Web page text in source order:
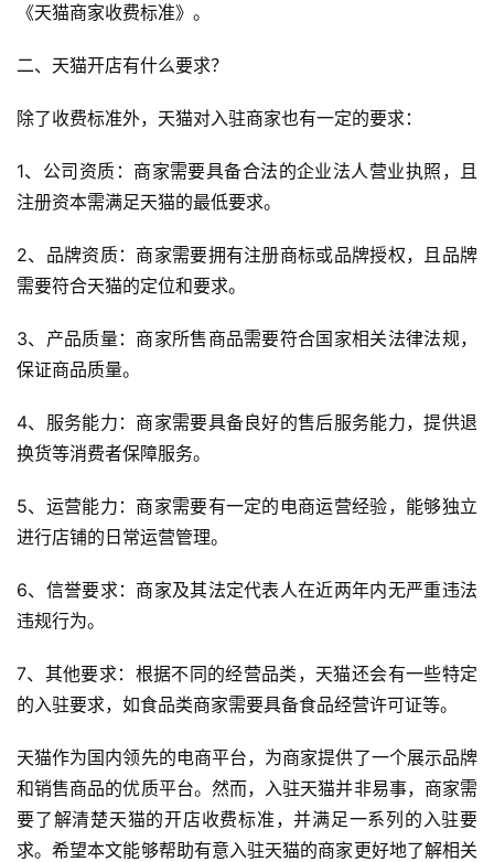
首
自
体
E
O
优
化
《天猫商家收费标准》。
二、天猫开店有什么要求？
除了收费标准外，天猫对入驻商家也有一定的要求：
1、公司资质：商家需要具备合法的企业法人营业执照，且
注册资本需满足天猫的最低要求。
2、品牌资质：商家需要拥有注册商标或品牌授权，且品牌
需要符合天猫的定位和要求。
3、产品质量：商家所售商品需要符合国家相关法律法规，
保证商品质量。
4、服务能力：商家需要具备良好的售后服务能力，提供退
换货等消费者保障服务。
5、运营能力：商家需要有一定的电商运营经验，能够独立
进行店铺的日常运营管理。
6、信誉要求：商家及其法定代表人在近两年内无严重违法
违规行为。
7、其他要求：根据不同的经营品类，天猫还会有一些特定
的入驻要求，如食品类商家需要具备食品经营许可证等。
天猫作为国内领先的电商平台，为商家提供了一个展示品牌
和销售商品的优质平台。然而，入驻天猫并非易事，商家需
要了解清楚天猫的开店收费标准，并满足一系列的入驻要
求。希望本文能够帮助有意入驻天猫的商家更好地了解相关